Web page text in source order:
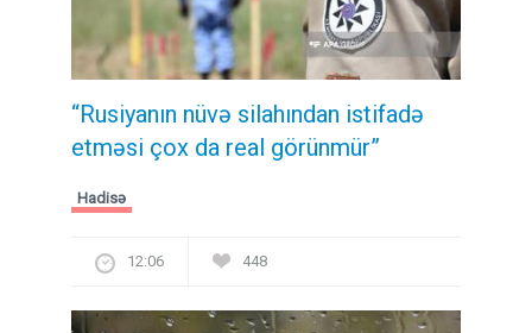
“Rusiyanın nüvə silahından istifadə
etməsi çox da real görünmür”
Hadisə
12:06 448